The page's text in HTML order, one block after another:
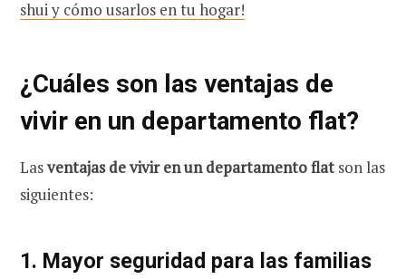
shui y cómo usarlos en tu hogar!
¿Cuáles son las ventajas de
vivir en un departamento flat?
Lasventajas de vivir en un departamento flatson las
siguientes:
1. Mayor seguridad para las familias